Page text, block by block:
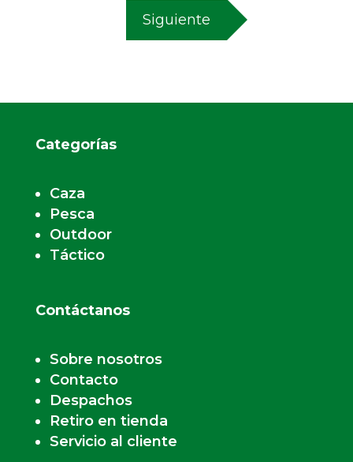
Siguiente
Categorías
Caza
Pesca
Outdoor
Táctico
Contáctanos
Sobre nosotros
Contacto
Despachos
Retiro en tienda
Servicio al cliente